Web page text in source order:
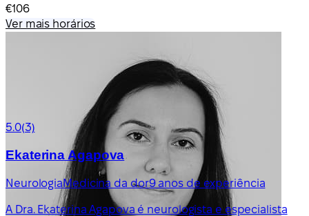
€106
Ver mais horários
5.0(3)
Ekaterina Agapova
NeurologiaMedicina da dor9 anos de experiência
A Dra. Ekaterina Agapova é neurologista e especialista